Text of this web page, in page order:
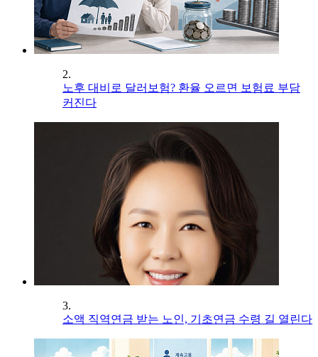
2.
노후 대비로 달러보험? 환율 오르면 보험료 부담
커진다
3.
소액 직역연금 받는 노인, 기초연금 수령 길 열린다